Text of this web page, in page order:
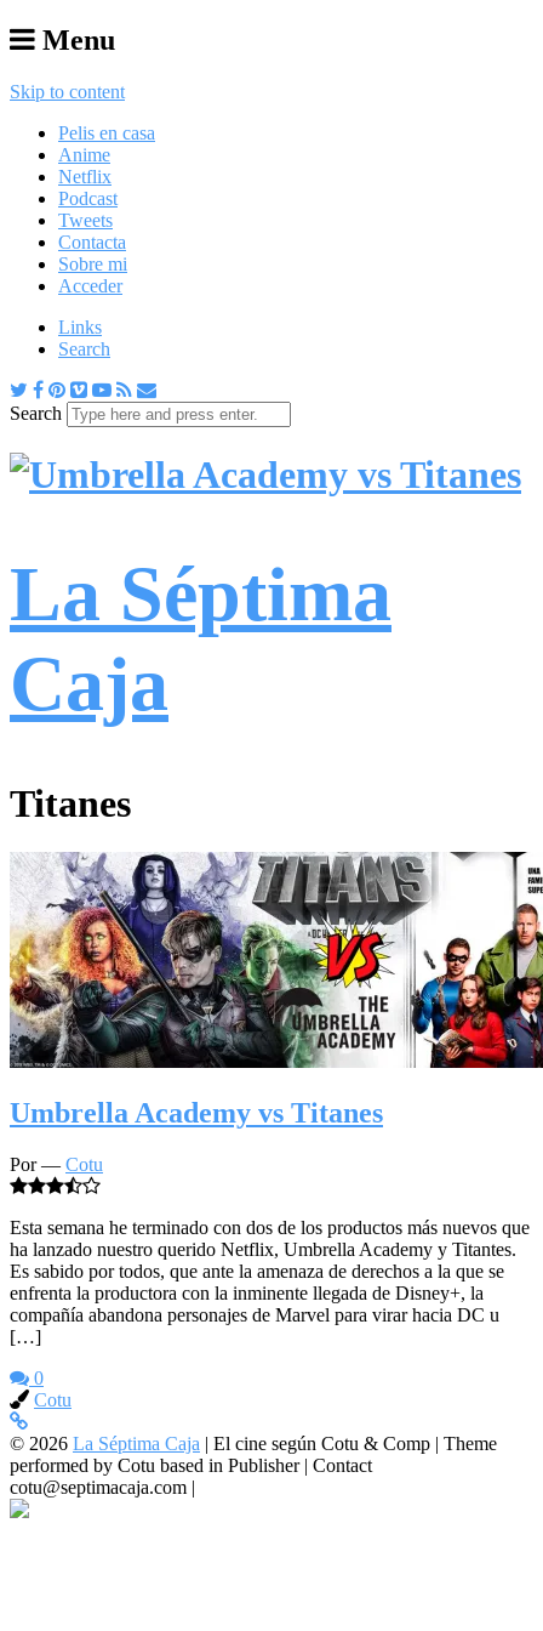
Menu
Skip to content
Pelis en casa
Anime
Netflix
Podcast
Tweets
Contacta
Sobre mi
Acceder
Links
Search
Search
La Séptima
Caja
Titanes
Umbrella Academy vs Titanes
Por — Cotu
Esta semana he terminado con dos de los productos más nuevos que
ha lanzado nuestro querido Netflix, Umbrella Academy y Titantes.
Es sabido por todos, que ante la amenaza de derechos a la que se
enfrenta la productora con la inminente llegada de Disney+, la
compañía abandona personajes de Marvel para virar hacia DC u
[…]
0
Cotu
© 2026 La Séptima Caja | El cine según Cotu & Comp | Theme
performed by Cotu based in Publisher | Contact
cotu@septimacaja.com |